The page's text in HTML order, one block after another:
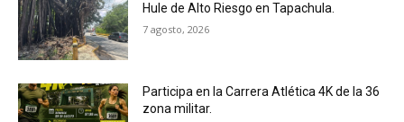
Hule de Alto Riesgo en Tapachula.
7 agosto, 2026
Participa en la Carrera Atlética 4K de la 36
zona militar.